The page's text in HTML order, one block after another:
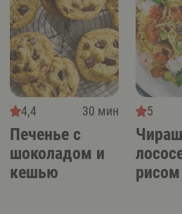
4,4 30 мин
Печенье с
шоколадом и
кешью
5
рисом